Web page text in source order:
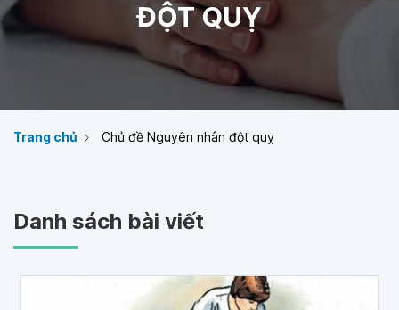
ĐỘT QUỴ
Trang chủ Chủ đề Nguyên nhân đột quỵ
Danh sách bài viết